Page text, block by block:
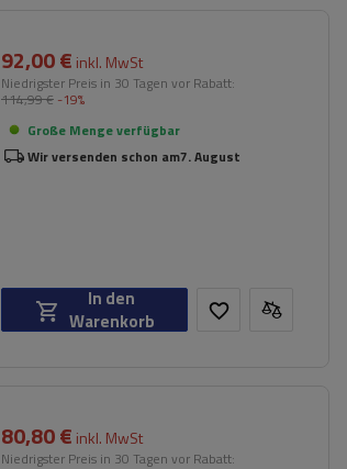
92,00 € inkl. MwSt
Niedrigster Preis in 30 Tagen vor Rabatt:
114,99 € -19%
Große Menge verfügbar
Wir versenden schon am7. August
In den
Warenkorb
80,80 € inkl. MwSt
Niedrigster Preis in 30 Tagen vor Rabatt: